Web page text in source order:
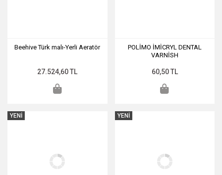
Beehive Türk malı-Yerli Aeratör
27.524,60 TL
POLİMO İMİCRYL DENTAL
VARNİSH
60,50 TL
YENİ YENİ